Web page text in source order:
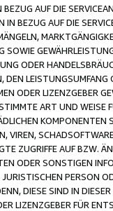
AUF DIE
IN BEZUG AUF DIE
ODER
DEN
ODER LIZENZGEBER
ART UND
VIREN,
ZUGRIFFE AUF BZW.
ODER SONSTIGEN
PERSON
DIESE SIND IN
LIZENZGEBER FÜR